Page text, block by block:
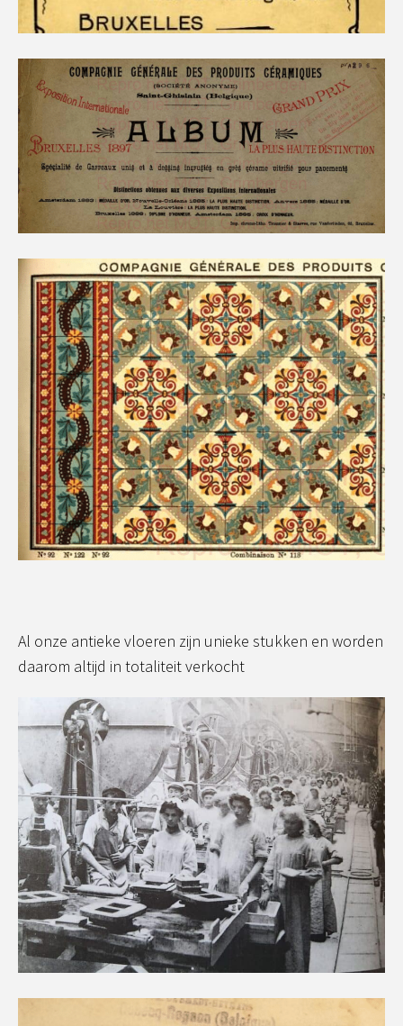
Al onze antieke vloeren zijn unieke stukken en worden
daarom altijd in totaliteit verkocht